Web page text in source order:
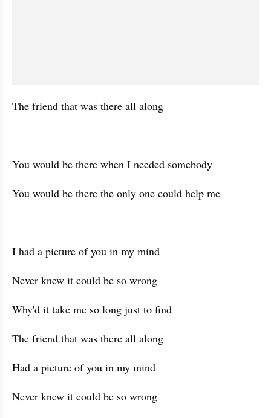
The friend that was there all along
You would be there when I needed somebody
You would be there the only one could help me
I had a picture of you in my mind
Never knew it could be so wrong
Why'd it take me so long just to find
The friend that was there all along
Had a picture of you in my mind
Never knew it could be so wrong